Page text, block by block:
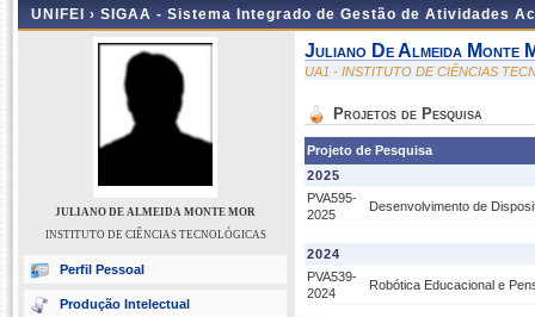
UNIFEI › SIGAA - Sistema Integrado de Gestão de Atividades
JULIANO DE ALMEIDA MONTE MOR
INSTITUTO DE CIÊNCIAS TECNOLÓGICAS
Perfil Pessoal
Produção Intelectual
Juliano De Almeida Monte
UA1 - INSTITUTO DE CIÊNCIAS
Projetos de Pesquisa
Projeto de Pesquisa
2025
PVA595-
2025
Desenvolvimento de
2024
PVA539-
2024
Robótica Educacional e